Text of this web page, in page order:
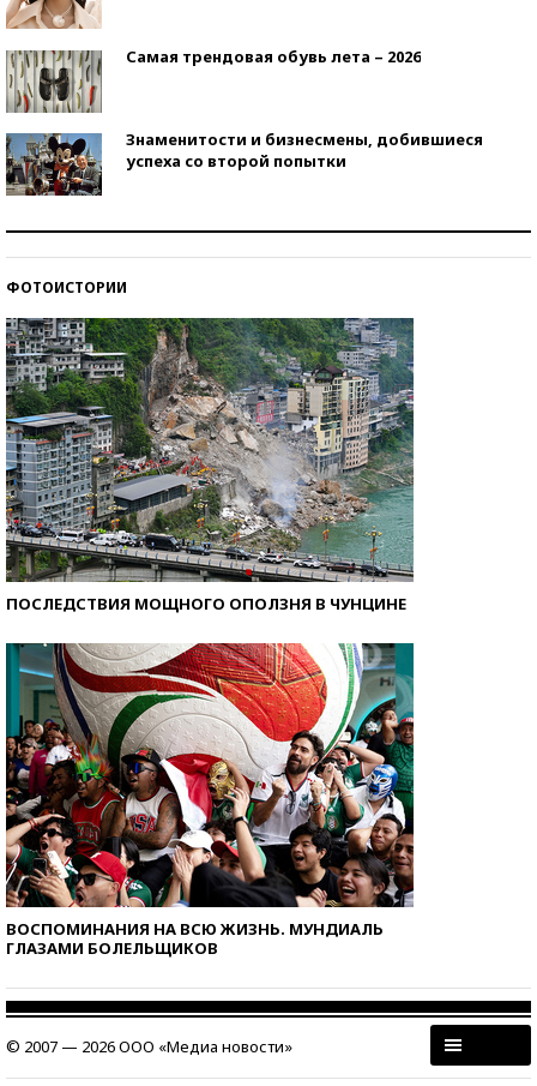
Самая трендовая обувь лета – 2026
Знаменитости и бизнесмены, добившиеся
успеха со второй попытки
ФОТОИСТОРИИ
ПОСЛЕДСТВИЯ МОЩНОГО ОПОЛЗНЯ В ЧУНЦИНЕ
ВОСПОМИНАНИЯ НА ВСЮ ЖИЗНЬ. МУНДИАЛЬ
ГЛАЗАМИ БОЛЕЛЬЩИКОВ
© 2007 — 2026 ООО «Медиа новости»